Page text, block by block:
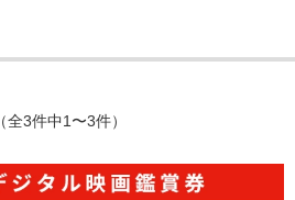
（全3件中1〜3件）